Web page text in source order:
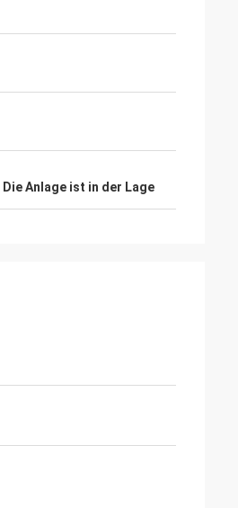
Die Anlage ist in der Lage